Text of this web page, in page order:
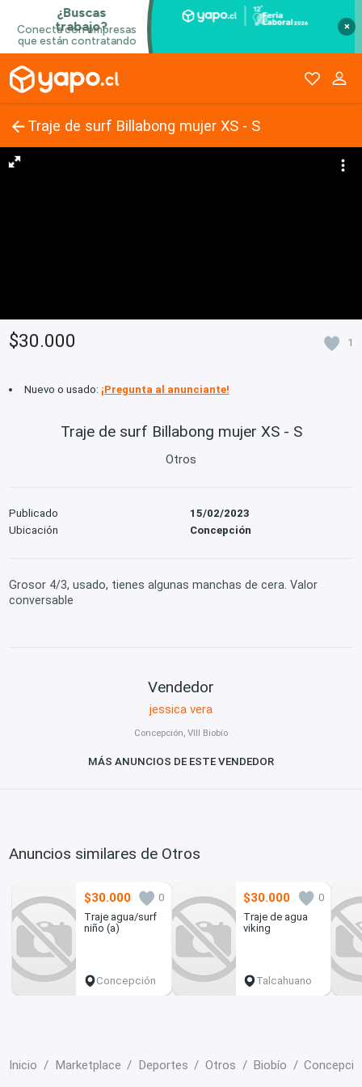
×
Traje de surf Billabong mujer XS - S
$30.000 1
Nuevo o usado: ¡Pregunta al anunciante!
Traje de surf Billabong mujer XS - S
Otros
Publicado
15/02/2023
Ubicación
Concepción
Grosor 4/3, usado, tienes algunas manchas de cera. Valor
conversable
Vendedor
jessica vera
Concepción, VIII Biobío
MÁS ANUNCIOS DE ESTE VENDEDOR
Anuncios similares de Otros
$30.000
0
Traje agua/surf
niño (a)
Concepción
$30.000
0
Traje de agua
viking
Talcahuano
Inicio Marketplace Deportes Otros Biobío